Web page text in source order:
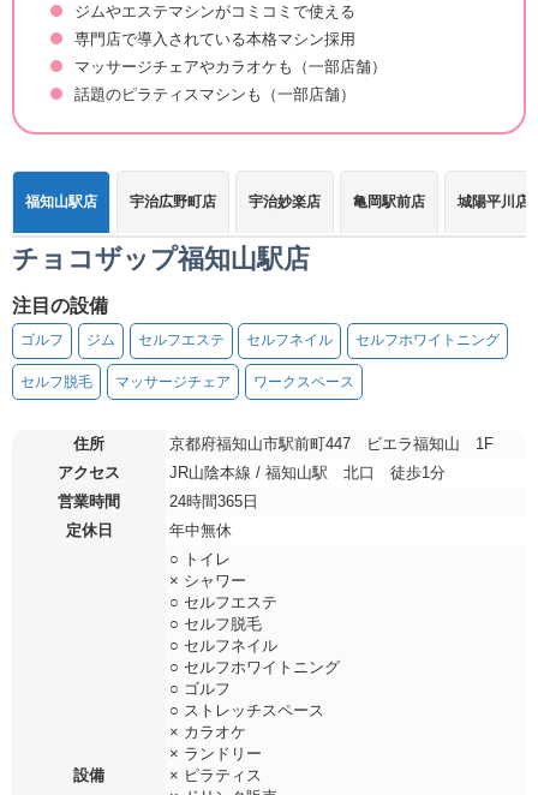
ジムやエステマシンがコミコミで使える
専門店で導入されている本格マシン採用
マッサージチェアやカラオケも（一部店舗）
話題のピラティスマシンも（一部店舗）
福知山駅店 宇治広野町店 宇治妙楽店 亀岡駅前店 城陽平川店
チョコザップ福知山駅店
注目の設備
ゴルフ ジム セルフエステ セルフネイル セルフホワイトニング
セルフ脱毛 マッサージチェア ワークスペース
住所
京都府福知山市駅前町447 ビエラ福知山 1F
アクセス
JR山陰本線 / 福知山駅 北口 徒歩1分
営業時間
24時間365日
定休日
年中無休
設備
○ トイレ
× シャワー
○ セルフエステ
○ セルフ脱毛
○ セルフネイル
○ セルフホワイトニング
○ ゴルフ
○ ストレッチスペース
× カラオケ
× ランドリー
× ピラティス